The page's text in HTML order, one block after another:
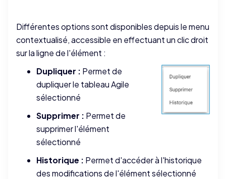
Différentes options sont disponibles depuis le menu
contextualisé, accessible en effectuant un clic droit
sur la ligne de l'élément :
Dupliquer : Permet de
dupliquer le tableau Agile
sélectionné
Supprimer : Permet de
supprimer l'élément
sélectionné
Historique : Permet d'accéder à l'historique
des modifications de l'élément sélectionné